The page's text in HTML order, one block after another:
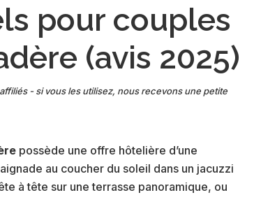
pour couples
(avis 2025)
- si vous les utilisez, nous recevons une petite
possède une offre hôtelière d’une
au coucher du soleil dans un jacuzzi
à tête sur une terrasse panoramique, ou